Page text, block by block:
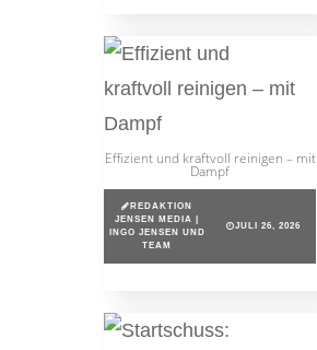
Effizient und kraftvoll reinigen – mit
Dampf
REDAKTION
JENSEN MEDIA |
INGO JENSEN UND
TEAM
JULI 26, 2026